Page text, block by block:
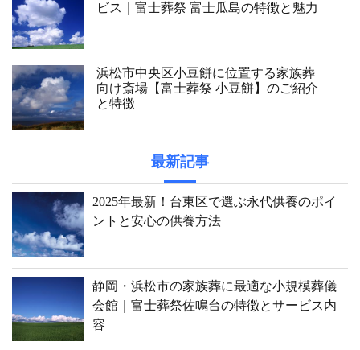
ビス｜富士葬祭 富士瓜島の特徴と魅力
浜松市中央区小豆餅に位置する家族葬
向け斎場【富士葬祭 小豆餅】のご紹介
と特徴
最新記事
2025年最新！台東区で選ぶ永代供養のポイ
ントと安心の供養方法
静岡・浜松市の家族葬に最適な小規模葬儀
会館｜富士葬祭佐鳴台の特徴とサービス内
容